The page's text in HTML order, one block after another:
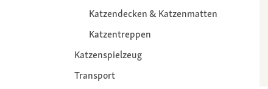
Katzendecken & Katzenmatten
Katzentreppen
Katzenspielzeug
Transport